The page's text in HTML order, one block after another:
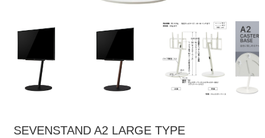
SEVENSTAND A2 LARGE TYPE